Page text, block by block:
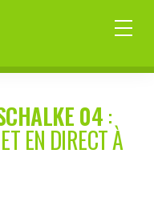
04:
EN DIRECT À